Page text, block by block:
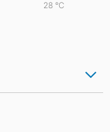
28 °C